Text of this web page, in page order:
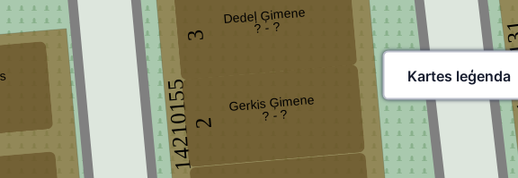
14210155 2
3
Gerkis Ģimene
? - ?
Dedeļ Ģimene
? - ?
Kartes leģenda